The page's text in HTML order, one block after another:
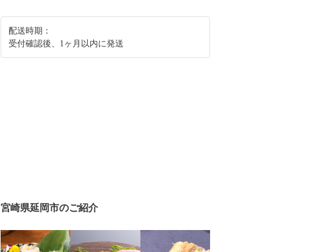
配送時期：
受付確認後、1ヶ月以内に発送
宮崎県延岡市のご紹介